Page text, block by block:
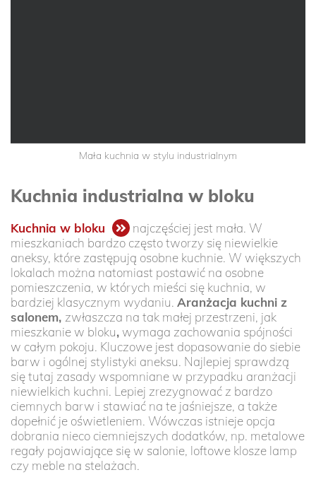
Mała kuchnia w stylu industrialnym
Kuchnia industrialna w bloku
Kuchnia w bloku
najczęściej jest mała. W
mieszkaniach bardzo często tworzy się niewielkie
aneksy, które zastępują osobne kuchnie. W większych
lokalach można natomiast postawić na osobne
pomieszczenia, w których mieści się kuchnia, w
bardziej klasycznym wydaniu. Aranżacja kuchni z
salonem, zwłaszcza na tak małej przestrzeni, jak
mieszkanie w bloku, wymaga zachowania spójności
w całym pokoju. Kluczowe jest dopasowanie do siebie
barw i ogólnej stylistyki aneksu. Najlepiej sprawdzą
się tutaj zasady wspomniane w przypadku aranżacji
niewielkich kuchni. Lepiej zrezygnować z bardzo
ciemnych barw i stawiać na te jaśniejsze, a także
dopełnić je oświetleniem. Wówczas istnieje opcja
dobrania nieco ciemniejszych dodatków, np. metalowe
regały pojawiające się w salonie, loftowe klosze lamp
czy meble na stelażach.